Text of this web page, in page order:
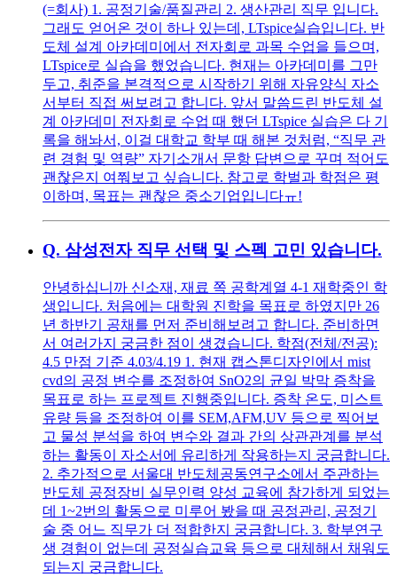
(=회사) 1. 공정기술/품질관리 2. 생산관리 직무 입니다.
그래도 얻어온 것이 하나 있는데, LTspice실습입니다. 반
도체 설계 아카데미에서 전자회로 과목 수업을 들으며,
LTspice로 실습을 했었습니다. 현재는 아카데미를 그만
두고, 취준을 본격적으로 시작하기 위해 자유양식 자소
서부터 직접 써보려고 합니다. 앞서 말씀드린 반도체 설
계 아카데미 전자회로 수업 때 했던 LTspice 실습은 다 기
록을 해놔서, 이걸 대학교 학부 때 해본 것처럼, “직무 관
련 경험 및 역량” 자기소개서 문항 답변으로 꾸며 적어도
괜찮은지 여쭤보고 싶습니다. 참고로 학벌과 학점은 평
이하며, 목표는 괜찮은 중소기업입니다ㅠ!
Q. 삼성전자 직무 선택 및 스펙 고민 있습니다.
안녕하십니까 신소재, 재료 쪽 공학계열 4-1 재학중인 학
생입니다. 처음에는 대학원 진학을 목표로 하였지만 26
년 하반기 공채를 먼저 준비해보려고 합니다. 준비하면
서 여러가지 궁금한 점이 생겼습니다. 학점(전체/전공):
4.5 만점 기준 4.03/4.19 1. 현재 캡스톤디자인에서 mist
cvd의 공정 변수를 조정하여 SnO2의 균일 박막 증착을
목표로 하는 프로젝트 진행중입니다. 증착 온도, 미스트
유량 등을 조정하여 이를 SEM,AFM,UV 등으로 찍어보
고 물성 분석을 하여 변수와 결과 간의 상관관계를 분석
하는 활동이 자소서에 유리하게 작용하는지 궁금합니다.
2. 추가적으로 서울대 반도체공동연구소에서 주관하는
반도체 공정장비 실무인력 양성 교육에 참가하게 되었는
데 1~2번의 활동으로 미루어 봤을 때 공정관리, 공정기
술 중 어느 직무가 더 적합한지 궁금합니다. 3. 학부연구
생 경험이 없는데 공정실습교육 등으로 대체해서 채워도
되는지 궁금합니다.